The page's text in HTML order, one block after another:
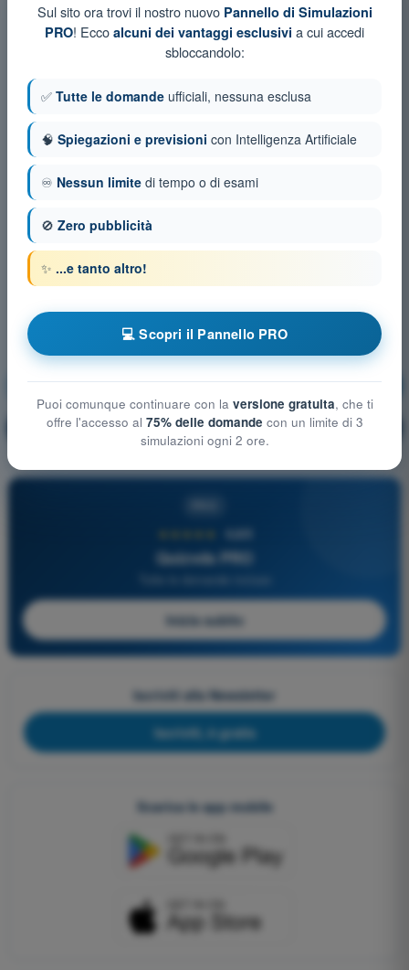
Principi del volo Allenamento!
🔒 PRO Spiegazione domanda
4,6/5
Quizvds PRO
Inizia subito
Iscriviti alla Newsletter
Iscriviti, è gratis
Scarica le app mobile
Sul sito ora trovi il nostro nuovo Pannello di Simulazioni
PRO! Ecco alcuni dei vantaggi esclusivi a cui accedi
sbloccandolo:
✅ Tutte le domande ufficiali, nessuna esclusa
🧠 Spiegazioni e previsioni con Intelligenza Artificiale
♾️ Nessun limite di tempo o di esami
🚫 Zero pubblicità
✨ ...e tanto altro!
💻 Scopri il Pannello PRO
Puoi comunque continuare con la versione gratuita, che ti
offre l'accesso al 75% delle domande con un limite di 3
simulazioni ogni 2 ore.